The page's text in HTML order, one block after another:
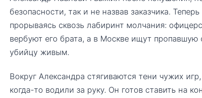
безопасности, так и не назвав заказчика.
прорываясь сквозь лабиринт молчания:
вербуют его брата, а в Москве ищут
убийцу живым.
Вокруг Александра стягиваются тени чужих
когда-то водили за руку. Он готов ставить на